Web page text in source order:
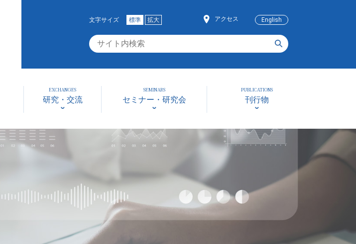
文字サイズ 標準 拡大 アクセス English
EXCHANGES
研究・交流
SEMINARS
セミナー・研究会
PUBLICATIONS
刊行物